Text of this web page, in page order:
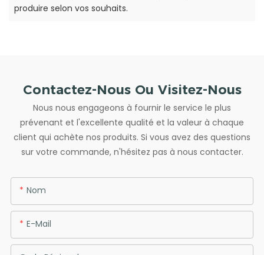
produire selon vos souhaits.
Contactez-Nous Ou Visitez-Nous
Nous nous engageons à fournir le service le plus
prévenant et l'excellente qualité et la valeur à chaque
client qui achète nos produits. Si vous avez des questions
sur votre commande, n'hésitez pas à nous contacter.
Nom
E-Mail